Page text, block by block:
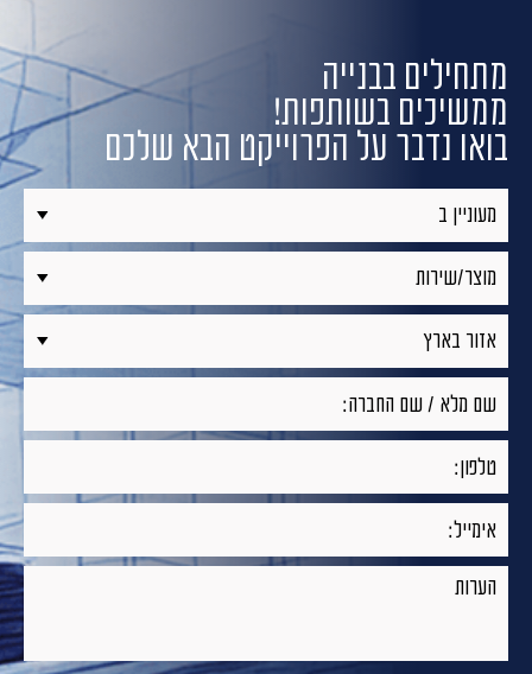
מתחילים בבנייה
ממשיכים בשותפות!
בואו נדבר על הפרוייקט הבא שלכם